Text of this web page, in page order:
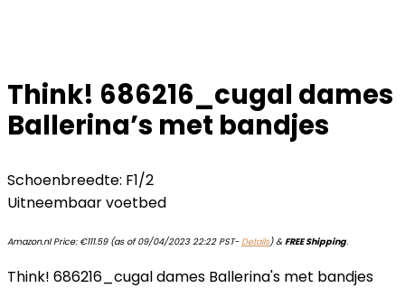
Think! 686216_cugal dames
Ballerina’s met bandjes
Schoenbreedte: F1/2
Uitneembaar voetbed
Amazon.nl Price: €111.59(as of 09/04/2023 22:22 PST-Details)&FREE Shipping.
Think! 686216_cugal dames Ballerina's met bandjes